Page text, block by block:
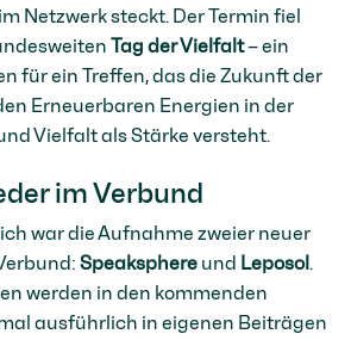
Netzwerk steckt. Der Termin fiel
Tag der Vielfalt– ein
für ein Treffen, das die Zukunft der
Erneuerbaren Energien in der
Vielfalt als Stärke versteht.
im Verbund
war die Aufnahme zweier neuer
Speaksphere und Leposol.
werden in den kommenden
ausführlich in eigenen Beiträgen